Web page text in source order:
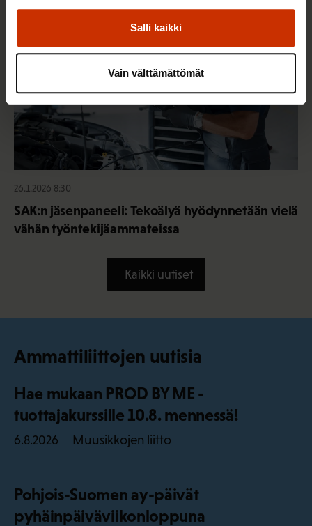
Salli kaikki
Vain välttämättömät
26.1.2026 8:30
SAK:n jäsenpaneeli: Tekoälyä hyödynnetään vielä
vähän työntekijäammateissa
Kaikki uutiset
Ammattiliittojen uutisia
Hae mukaan PROD BY ME -
tuottajakurssille 10.8. mennessä!
6.8.2026 Muusikkojen liitto
Pohjois-Suomen ay-päivät
pyhäinpäiväviikonloppuna